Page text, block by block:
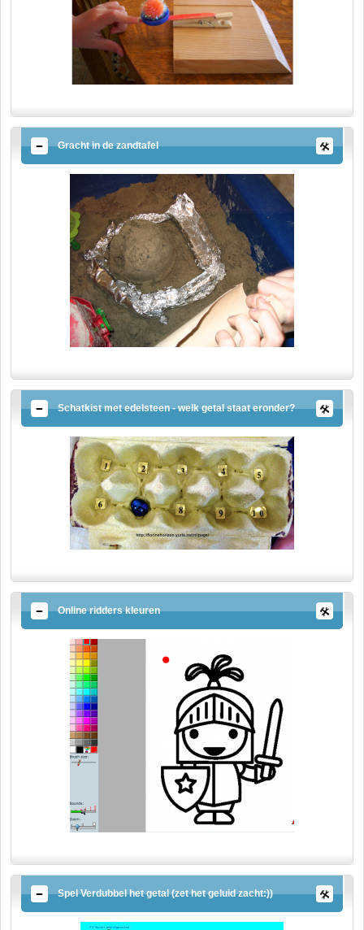
Gracht in de zandtafel
Schatkist met edelsteen - welk getal staat eronder?
Online ridders kleuren
Spel Verdubbel het getal (zet het geluid zacht:))